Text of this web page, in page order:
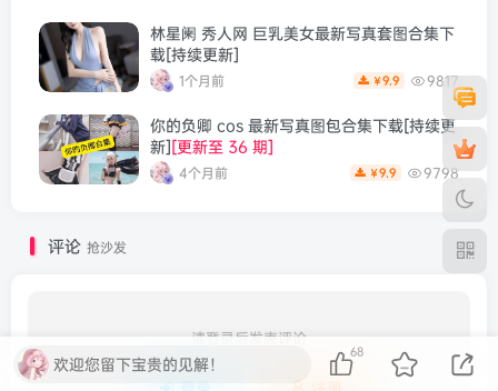
林星阑 秀人网 巨乳美女最新写真套图合集下
载[持续更新]
1个月前 ￥9.9 9817
你的负卿 cos 最新写真图包合集下载[持续更
新][更新至 36 期]
4个月前 ￥9.9 9798
评论 抢沙发
请登录后发表评论
欢迎您留下宝贵的见解！
68